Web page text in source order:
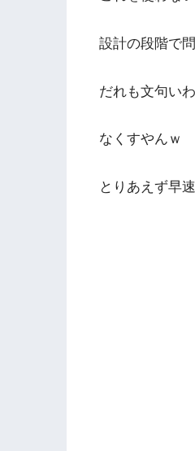
設計の段階で
だれも文句い
なくすやんｗ
とりあえず早